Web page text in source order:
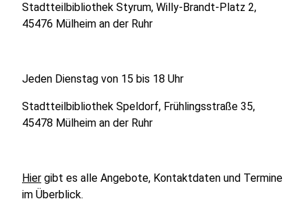
Stadtteilbibliothek Styrum, Willy-Brandt-Platz 2,
45476 Mülheim an der Ruhr
Jeden Dienstag von 15 bis 18 Uhr
Stadtteilbibliothek Speldorf, Frühlingsstraße 35,
45478 Mülheim an der Ruhr
Hier gibt es alle Angebote, Kontaktdaten und Termine
im Überblick.